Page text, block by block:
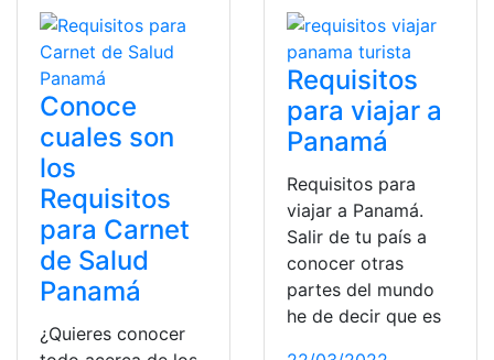
Conoce
cuales son
los
Requisitos
para Carnet
de Salud
Panamá
¿Quieres conocer
Requisitos
para viajar a
Panamá
Requisitos para
viajar a Panamá.
Salir de tu país a
conocer otras
partes del mundo
he de decir que es